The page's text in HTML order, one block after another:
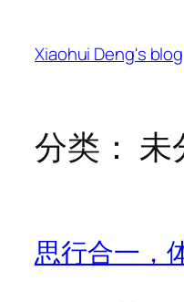
Xiaohui Deng's blog
分类： 未
思行合一，